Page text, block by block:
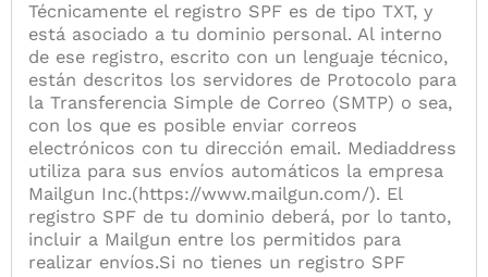
Técnicamente el registro SPF es de tipo TXT, y
está asociado a tu dominio personal. Al interno
de ese registro, escrito con un lenguaje técnico,
están descritos los servidores de Protocolo para
la Transferencia Simple de Correo (SMTP) o sea,
con los que es posible enviar correos
electrónicos con tu dirección email. Mediaddress
utiliza para sus envíos automáticos la empresa
Mailgun Inc.(https://www.mailgun.com/). El
registro SPF de tu dominio deberá, por lo tanto,
incluir a Mailgun entre los permitidos para
realizar envíos.Si no tienes un registro SPF